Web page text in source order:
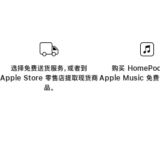
选择免费送货服务，或者到
Apple Store 零售店提取现货商
品。
购买
Apple Music 免费